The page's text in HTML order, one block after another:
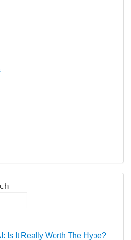
Is It Really Worth The Hype?